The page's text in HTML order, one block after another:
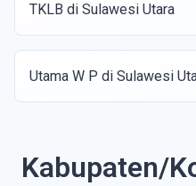
TKLB di Sulawesi Utara
Utama W P di Sulawesi
Kabupaten/